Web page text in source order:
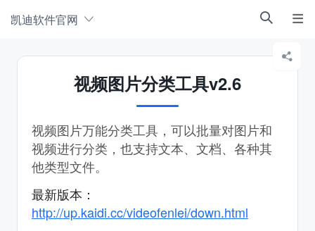
凯迪软件官网  
视频图片分类工具v2.6
视频图片万能分类工具，可以批量对图片和
视频进行分类，也支持文本、文档、各种其
他类型文件。
最新版本：
http://up.kaidi.cc/videofenlei/down.html
